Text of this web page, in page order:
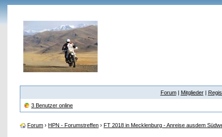
Forum| Mitglieder|
3 Benutzer online
Forum › HPN - Forumstreffen › FT 2018 in Mecklenburg - Anreise ausdem